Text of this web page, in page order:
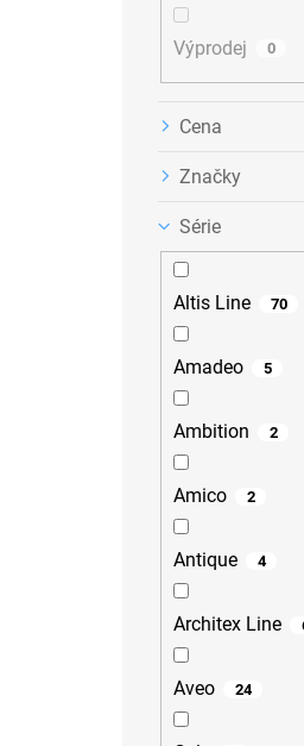
Výprodej 0
Cena
Značky
Série
Altis Line 70
Amadeo 5
Ambition 2
Amico 2
Antique 4
Architex Line
Aveo 24